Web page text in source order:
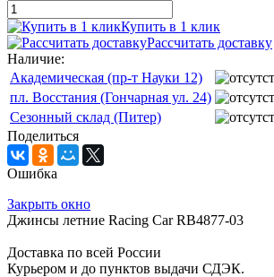
Купить в 1 клик
Рассчитать доставку
Наличие:
Академическая (пр-т Науки 12)
пл. Восстания (Гончарная ул. 24)
Сезонный склад (Питер)
Поделиться
Ошибка
Закрыть окно
Джинсы летние Racing Car RB4877-03
Доставка по всей России
Курьером и до пунктов выдачи СДЭК.